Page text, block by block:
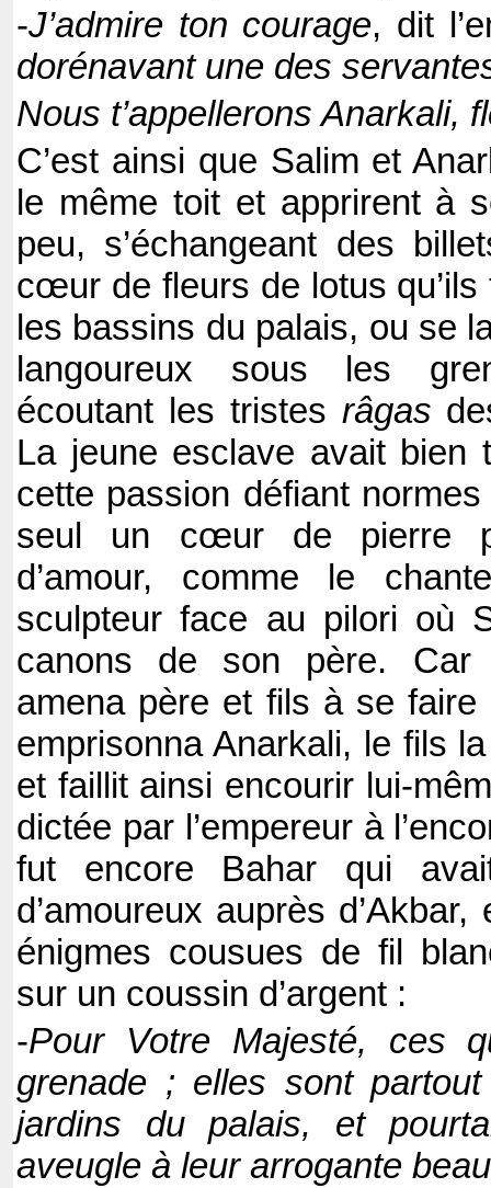
-J’admire ton courage, dit
dorénavant une des
Nous t’appellerons Anarkali,
C’est ainsi que Salim et
le même toit et apprirent à
peu, s’échangeant des
cœur de fleurs de lotus
les bassins du palais, ou se
langoureux sous les
écoutant les tristes râgas
La jeune esclave avait bien
cette passion défiant
seul un cœur de pierre
d’amour, comme le
sculpteur face au pilori où
canons de son père. Car
amena père et fils à se
emprisonna Anarkali, le fils
et faillit ainsi encourir lui-
dictée par l’empereur à
fut encore Bahar qui
d’amoureux auprès d’Akbar,
énigmes cousues de fil
sur un coussin d’argent :
-Pour Votre Majesté, ces
grenade ; elles sont
jardins du palais, et
aveugle à leur arrogante